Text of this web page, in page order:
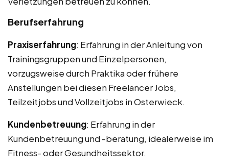
Berufserfahrung
Praxiserfahrung: Erfahrung in der Anleitung von
Trainingsgruppen und Einzelpersonen,
vorzugsweise durch Praktika oder frühere
Anstellungen bei diesen Freelancer Jobs,
Teilzeitjobs und Vollzeitjobs in Osterwieck.
Kundenbetreuung: Erfahrung in der
Kundenbetreuung und -beratung, idealerweise im
Fitness- oder Gesundheitssektor.